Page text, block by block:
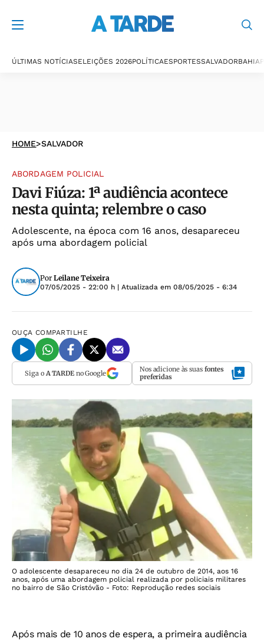
ÚLTIMAS NOTÍCIASELEIÇÕES 2026POLÍTICAESPORTESSALVADORBAHIA
HOME>SALVADOR
ABORDAGEM POLICIAL
Davi Fiúza: 1ª audiência acontece
nesta quinta; relembre o caso
Adolescente, na época com 16 anos, desapareceu
após uma abordagem policial
Por Leilane Teixeira
07/05/2025 - 22:00 h | Atualizada em 08/05/2025 - 6:34
OUÇA COMPARTILHE
Siga o A TARDEno Google Nos adicione às suas fontes
preferidas
O adolescente desapareceu no dia 24 de outubro de 2014, aos 16
anos, após uma abordagem policial realizada por policiais militares
no bairro de São Cristóvão - Foto: Reprodução redes sociais
Após mais de 10 anos de espera, a primeira audiência